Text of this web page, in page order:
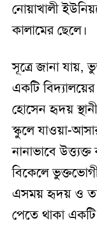
নোয়াখালী
কালামের ছেলে।
সূত্রে জানা যায়,
একটি
হোসেন হৃদয়
স্কুলে যাওয়া-
নানাভাবে
বিকেলে
এসময় হৃদয় ও
পেতে থাকা